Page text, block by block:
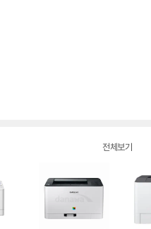
전체보기